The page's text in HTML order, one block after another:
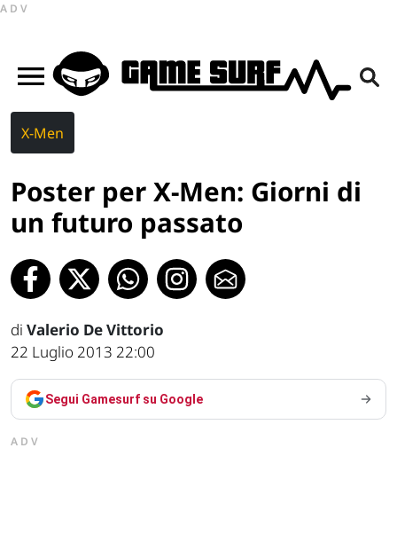
ADV
X-Men
Poster per X-Men: Giorni di
un futuro passato
di Valerio De Vittorio
22 Luglio 2013 22:00
Segui Gamesurf su Google
ADV